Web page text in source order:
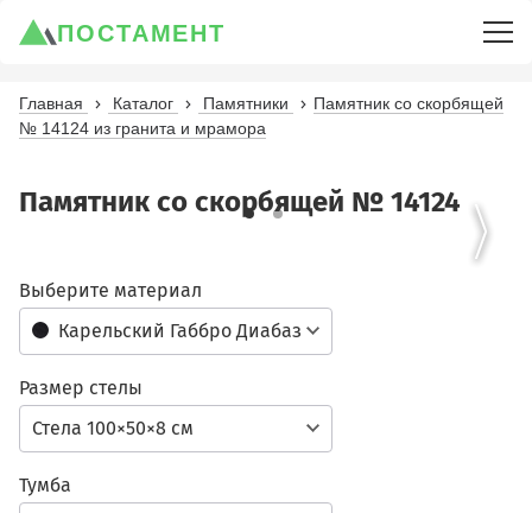
ПОСТАМЕНТ
Главная Каталог Памятники
Памятник со скорбящей
№ 14124 из гранита и мрамора
Памятник со скорбящей № 14124
Карельский Габбро Диабаз
Выберите материал
Стела 100×50×8 см
Размер стелы
Тумба